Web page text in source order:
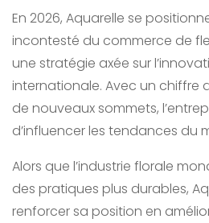
En 2026, Aquarelle se
incontesté du commerce de
une stratégie axée sur
internationale. Avec un chiffre
de nouveaux sommets,
d’influencer les tendances du
Alors que l’industrie florale
des pratiques plus durables,
renforcer sa position en